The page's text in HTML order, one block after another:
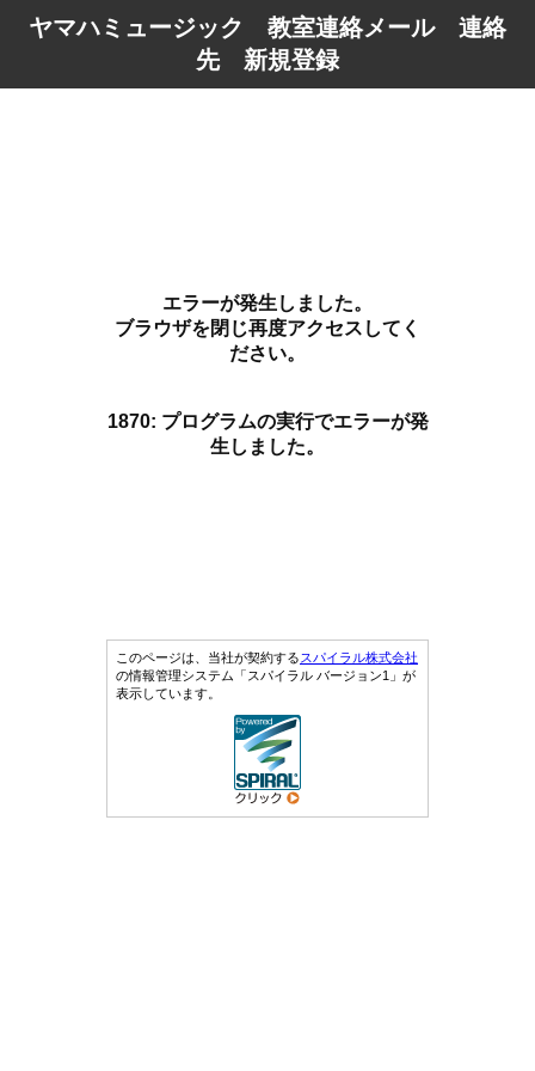
ヤマハミュージック 教室連絡メール 連絡
先 新規登録
エラーが発生しました。
ブラウザを閉じ再度アクセスしてく
ださい。
1870: プログラムの実行でエラーが発
生しました。
このページは、当社が契約するスパイラル株式会社
の情報管理システム「スパイラル バージョン1」が
表示しています。